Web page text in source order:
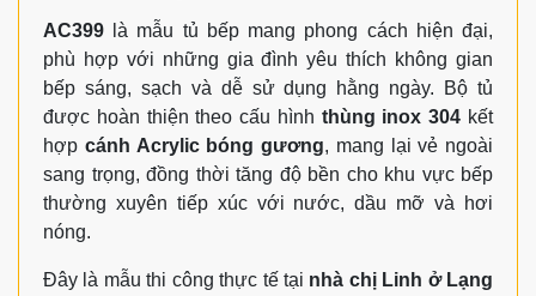
AC399 là mẫu tủ bếp mang phong cách hiện đại,
phù hợp với những gia đình yêu thích không gian
bếp sáng, sạch và dễ sử dụng hằng ngày. Bộ tủ
được hoàn thiện theo cấu hình thùng inox 304 kết
hợp cánh Acrylic bóng gương, mang lại vẻ ngoài
sang trọng, đồng thời tăng độ bền cho khu vực bếp
thường xuyên tiếp xúc với nước, dầu mỡ và hơi
nóng.
Đây là mẫu thi công thực tế tại nhà chị Linh ở Lạng